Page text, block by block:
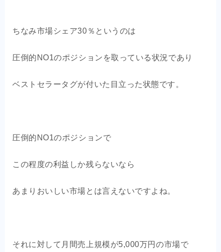
ちなみ市場シェア30％というのは
圧倒的NO1のポジションを取っている状況であり
ベストセラータグが付いた目立った状態です。
圧倒的NO1のポジションで
この程度の利益しか残らないなら
あまりおいしい市場とは言えないですよね。
それに対して月間売上規模が5,000万円の市場で